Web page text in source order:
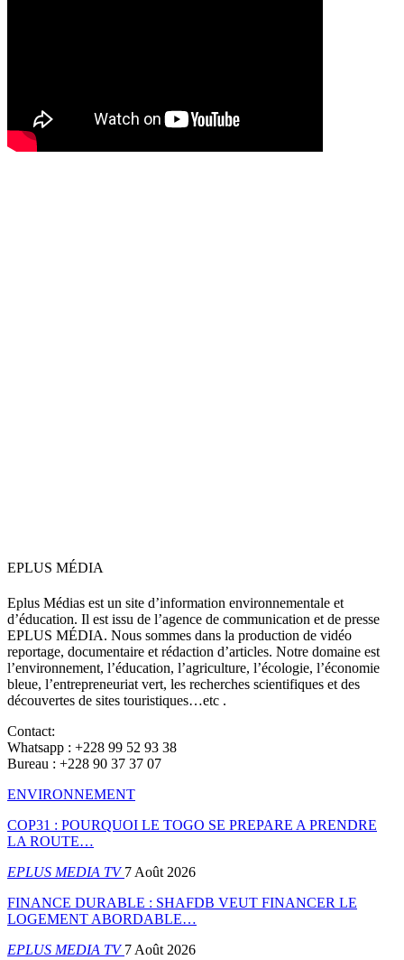
EPLUS MÉDIA
Eplus Médias est un site d’information environnementale et
d’éducation. Il est issu de l’agence de communication et de presse
EPLUS MÉDIA. Nous sommes dans la production de vidéo
reportage, documentaire et rédaction d’articles. Notre domaine est
l’environnement, l’éducation, l’agriculture, l’écologie, l’économie
bleue, l’entrepreneuriat vert, les recherches scientifiques et des
découvertes de sites touristiques…etc .
Contact:
Whatsapp : +228 99 52 93 38
Bureau : +228 90 37 37 07
ENVIRONNEMENT
COP31 : POURQUOI LE TOGO SE PREPARE A PRENDRE
LA ROUTE…
EPLUS MEDIA TV7 Août 2026
FINANCE DURABLE : SHAFDB VEUT FINANCER LE
LOGEMENT ABORDABLE…
EPLUS MEDIA TV7 Août 2026